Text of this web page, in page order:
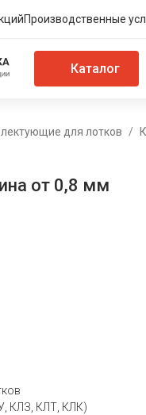
Производственные
Каталог
для лотков
от 0,8 мм
КЛЗ, КЛТ, КЛК)